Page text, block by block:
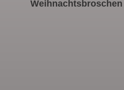
Weihnachtsbroschen